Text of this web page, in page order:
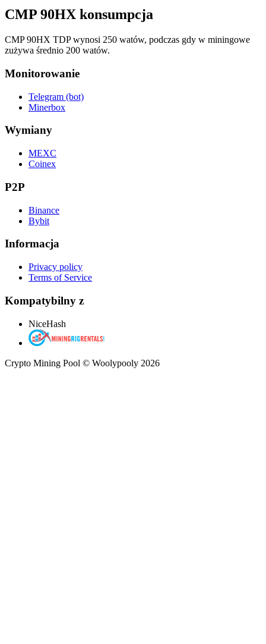
CMP 90HX konsumpcja
CMP 90HX TDP wynosi 250 watów, podczas gdy w miningowe
zużywa średnio 200 watów.
Monitorowanie
Telegram (bot)
Minerbox
Wymiany
MEXC
Coinex
P2P
Binance
Bybit
Informacja
Privacy policy
Terms of Service
Kompatybilny z
NiceHash
Crypto Mining Pool © Woolypooly 2026